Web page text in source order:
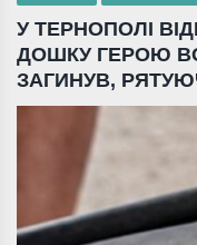
У ТЕРНОПОЛІ
ДОШКУ ГЕРОЮ
ЗАГИНУВ,